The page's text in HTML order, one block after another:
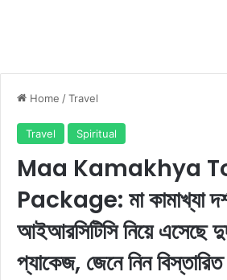
Home /Travel
Travel Spiritual
Maa Kamakhya
Package: মা কামাখ্যা
আইআরসিটিসি নিয়ে এসেছে
প্যাকেজ, জেনে নিন বিস্তারিত